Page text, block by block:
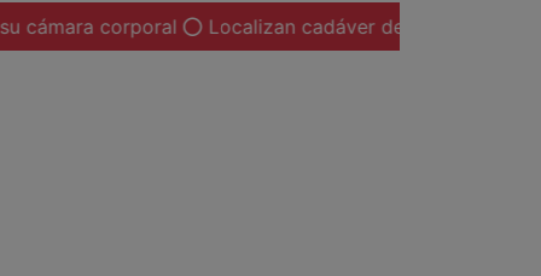
corporal Localizan cadáver de una mujer calcinada